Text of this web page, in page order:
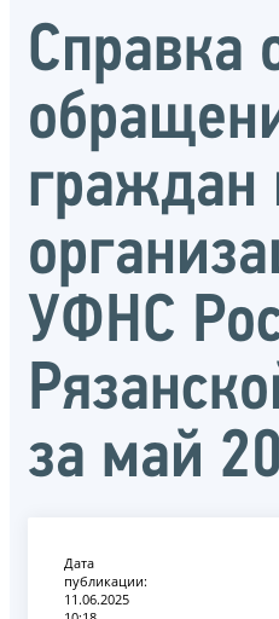
Справка
граждан
УФНС
за май
Дата
публикации:
11.06.2025